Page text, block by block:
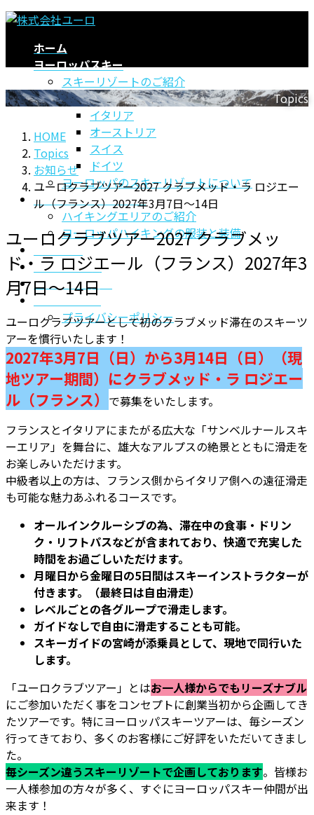
コ
ン
ツ
に
ナ
ー
シ
ョ
ホーム
ヨーロッパスキー
スキーリゾートのご紹介
フランス
イタリア
オーストリア
スイス
ドイツ
ヨーロッパのスキーリゾートについて
ヨーロッパハイキング
ハイキングエリアのご紹介
ヨーロッパハイキングの服装と装備
ClubMed
MSCクルーズ
よくあるご質問
お問い合わせ
プライバシーポリシー
Topics
HOME
Topics
お知らせ
ユーロクラブツアー2027 クラブメッド・ラ ロジエー
ル（フランス）2027年3月7日～14日
ユーロクラブツアー2027 クラブメッ
ド・ラ ロジエール（フランス）2027年3
月7日～14日
ユーロクラブツアーとして初のクラブメッド滞在のスキーツ
アーを慣行いたします！
2027年3月7日（日）から3月14日（日）（現
地ツアー期間）にクラブメッド・ラ ロジエー
ル（フランス）
で募集をいたします。
フランスとイタリアにまたがる広大な「サンベルナールスキ
ーエリア」を舞台に、雄大なアルプスの絶景とともに滑走を
お楽しみいただけます。
中級者以上の方は、フランス側からイタリア側への遠征滑走
も可能な魅力あふれるコースです。
オールインクルーシブの為、滞在中の食事・ドリン
ク・リフトパスなどが含まれており、快適で充実した
時間をお過ごしいただけます。
月曜日から金曜日の5日間はスキーインストラクターが
付きます。（最終日は自由滑走）
レベルごとの各グループで滑走します。
ガイドなしで自由に滑走することも可能。
スキーガイドの宮崎が添乗員として、現地で同行いた
します。
「ユーロクラブツアー」とはお一人様からでもリーズナブル
にご参加いただく事をコンセプトに創業当初から企画してき
たツアーです。特にヨーロッパスキーツアーは、毎シーズン
行ってきており、多くのお客様にご好評をいただいてきまし
た。
毎シーズン違うスキーリゾートで企画しております。皆様お
一人様参加の方々が多く、すぐにヨーロッパスキー仲間が出
来ます！